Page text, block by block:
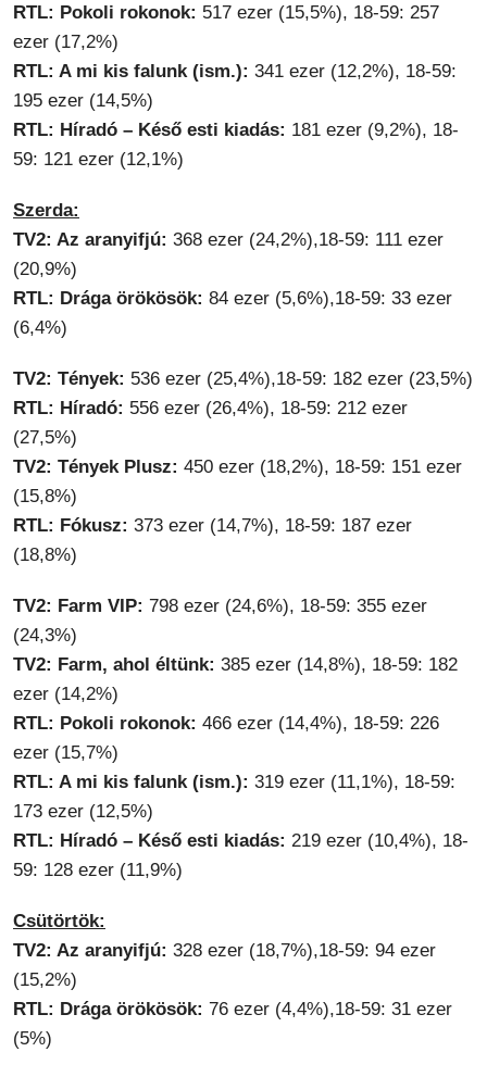
RTL: Pokoli rokonok: 517 ezer (15,5%), 18-59: 257
ezer (17,2%)
RTL: A mi kis falunk (ism.): 341 ezer (12,2%), 18-59:
195 ezer (14,5%)
RTL: Híradó – Késő esti kiadás: 181 ezer (9,2%), 18-
59: 121 ezer (12,1%)
Szerda:
TV2: Az aranyifjú: 368 ezer (24,2%),18-59: 111 ezer
(20,9%)
RTL: Drága örökösök: 84 ezer (5,6%),18-59: 33 ezer
(6,4%)
TV2: Tények: 536 ezer (25,4%),18-59: 182 ezer (23,5%)
RTL: Híradó: 556 ezer (26,4%), 18-59: 212 ezer
(27,5%)
TV2: Tények Plusz: 450 ezer (18,2%), 18-59: 151 ezer
(15,8%)
RTL: Fókusz: 373 ezer (14,7%), 18-59: 187 ezer
(18,8%)
TV2: Farm VIP: 798 ezer (24,6%), 18-59: 355 ezer
(24,3%)
TV2: Farm, ahol éltünk: 385 ezer (14,8%), 18-59: 182
ezer (14,2%)
RTL: Pokoli rokonok: 466 ezer (14,4%), 18-59: 226
ezer (15,7%)
RTL: A mi kis falunk (ism.): 319 ezer (11,1%), 18-59:
173 ezer (12,5%)
RTL: Híradó – Késő esti kiadás: 219 ezer (10,4%), 18-
59: 128 ezer (11,9%)
Csütörtök:
TV2: Az aranyifjú: 328 ezer (18,7%),18-59: 94 ezer
(15,2%)
RTL: Drága örökösök: 76 ezer (4,4%),18-59: 31 ezer
(5%)